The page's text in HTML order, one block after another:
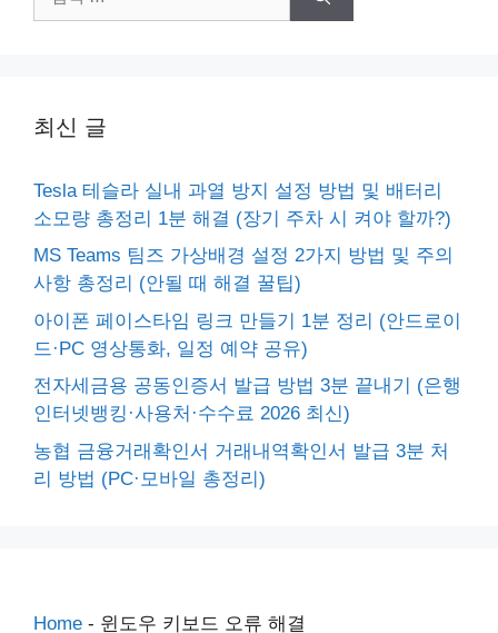
색:
최신 글
Tesla 테슬라 실내 과열 방지 설정 방법 및 배터리
소모량 총정리 1분 해결 (장기 주차 시 켜야 할까?)
MS Teams 팀즈 가상배경 설정 2가지 방법 및 주의
사항 총정리 (안될 때 해결 꿀팁)
아이폰 페이스타임 링크 만들기 1분 정리 (안드로이
드·PC 영상통화, 일정 예약 공유)
전자세금용 공동인증서 발급 방법 3분 끝내기 (은행
인터넷뱅킹·사용처·수수료 2026 최신)
농협 금융거래확인서 거래내역확인서 발급 3분 처
리 방법 (PC·모바일 총정리)
Home - 윈도우 키보드 오류 해결